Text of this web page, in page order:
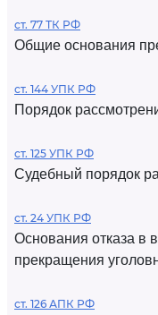
ст. 77 ТК РФ
Общие основания
ст. 144 УПК РФ
Порядок
ст. 125 УПК РФ
Судебный порядок
ст. 24 УПК РФ
Основания отказа в
прекращения
ст. 126 АПК РФ